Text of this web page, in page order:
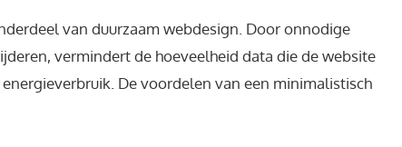
van duurzaam webdesign. Door onnodige
vermindert de hoeveelheid data die de website
De voordelen van een minimalistisch